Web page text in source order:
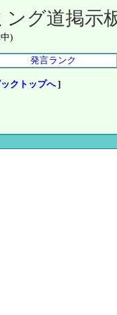
ング道掲示
)
発言ランク
クトップへ]